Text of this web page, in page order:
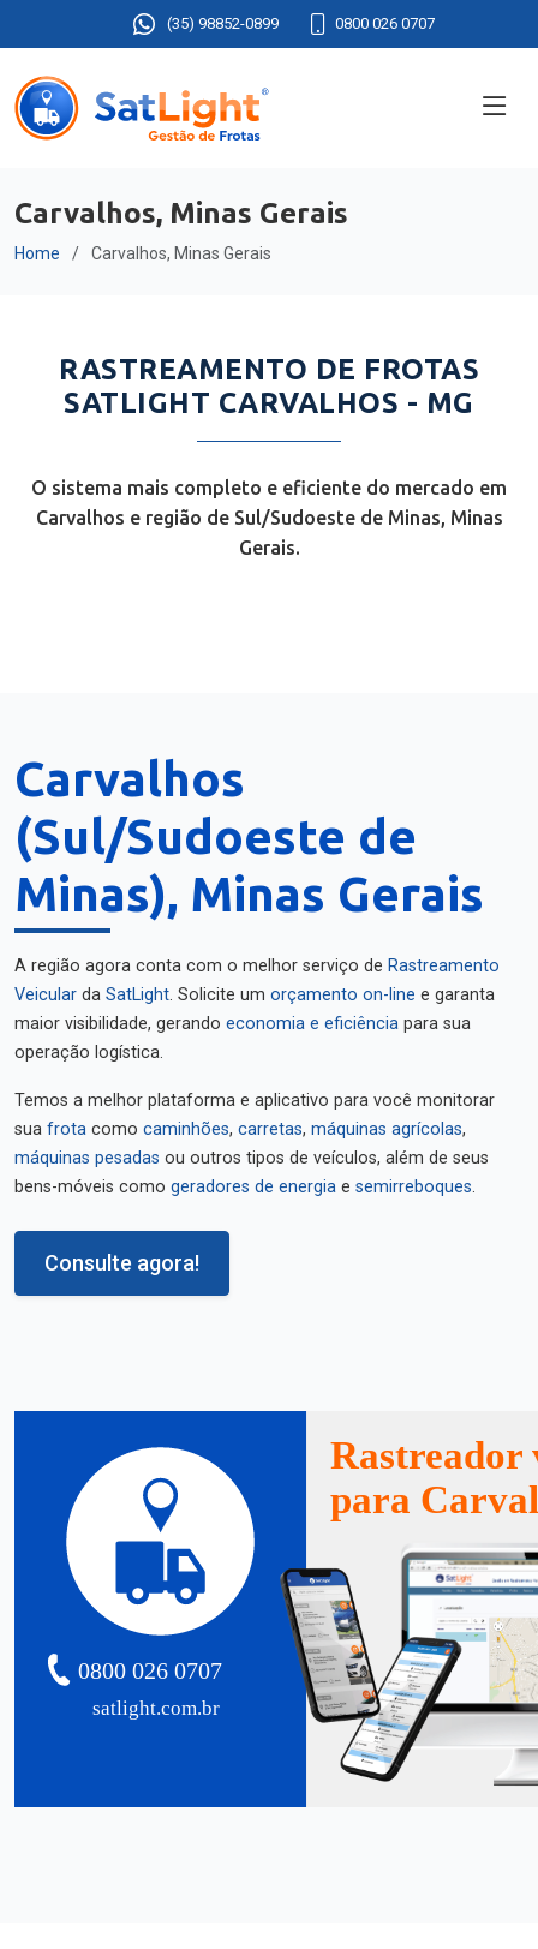
(35) 98852-0899 0800 026 0707
Carvalhos, Minas Gerais
Home Carvalhos, Minas Gerais
RASTREAMENTO DE FROTAS
SATLIGHT CARVALHOS - MG
O sistema mais completo e eficiente do mercado em
Carvalhos e região de Sul/Sudoeste de Minas, Minas
Gerais.
Carvalhos
(Sul/Sudoeste de
Minas), Minas Gerais
A região agora conta com o melhor serviço de Rastreamento
Veicular da SatLight. Solicite um orçamento on-line e garanta
maior visibilidade, gerando economia e eficiência para sua
operação logística.
Temos a melhor plataforma e aplicativo para você monitorar
sua frota como caminhões, carretas, máquinas agrícolas,
máquinas pesadas ou outros tipos de veículos, além de seus
bens-móveis como geradores de energia e semirreboques.
Consulte agora!
satlight.com.br
0800 026 0707
Rastreador
para